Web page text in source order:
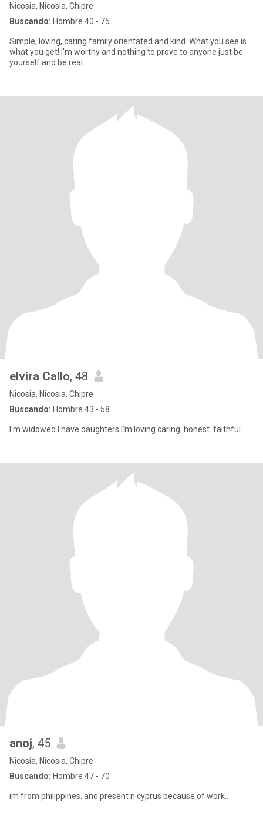
Nicosia, Nicosia, Chipre
Buscando: Hombre 40 - 75
Simple, loving, caring family orientated and kind. What you see is
what you get! I'm worthy and nothing to prove to anyone just be
yourself and be real.
elvira Callo, 48
Nicosia, Nicosia, Chipre
Buscando: Hombre 43 - 58
I'm widowed I have daughters I'm loving caring. honest. faithful.
anoj, 45
Nicosia, Nicosia, Chipre
Buscando: Hombre 47 - 70
im from philippines..and present n cyprus because of work..